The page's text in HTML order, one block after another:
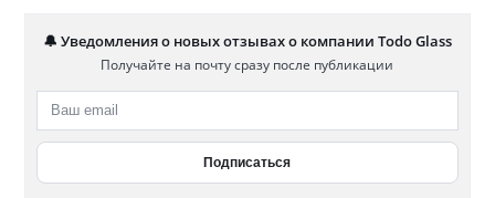
🔔 Уведомления о новых отзывах о компании Todo Glass
Получайте на почту сразу после публикации